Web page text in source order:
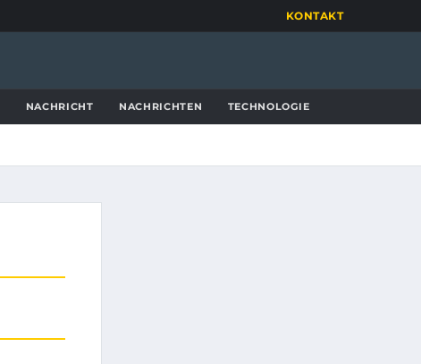
KONTAKT
NACHRICHT NACHRICHTEN TECHNOLOGIE